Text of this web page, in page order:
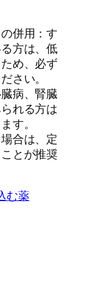
併用：す
方は、低
め、必ず
さい。
病、腎臓
れる方は
す。
合は、定
とが推奨
む薬